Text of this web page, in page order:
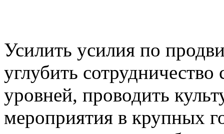
Усилить усилия по
углубить
уровней, проводить
мероприятия в крупных